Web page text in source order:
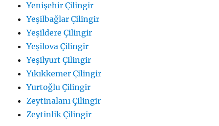
Yenişehir Çilingir
Yeşilbağlar Çilingir
Yeşildere Çilingir
Yeşilova Çilingir
Yeşilyurt Çilingir
Yıkıkkemer Çilingir
Yurtoğlu Çilingir
Zeytinalanı Çilingir
Zeytinlik Çilingir